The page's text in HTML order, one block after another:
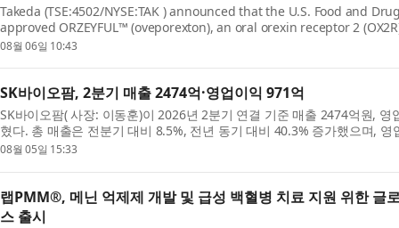
Takeda (TSE:4502/NYSE:TAK ) announced that the U.S. Food and
approved ORZEYFUL™ (oveporexton), an oral orexin receptor 2
narcolepsy type 1 (NT1, narcolepsy with cataplexy) in adults.* ...
08월 06일 10:43
SK바이오팜, 2분기 매출 2474억·영업이익 971억
SK바이오팜( 사장: 이동훈)이 2026년 2분기 연결 기준 매출 2474억원,
혔다. 총 매출은 전분기 대비 8.5%, 전년 동기 대비 40.3% 증가했으며,
동기 대비 56.9% 성장해 일회성 용역수익이 반영된 ...
08월 05일 15:33
랩PMM®, 메닌 억제제 개발 및 급성 백혈병 치료 지원 위한 글
스 출시